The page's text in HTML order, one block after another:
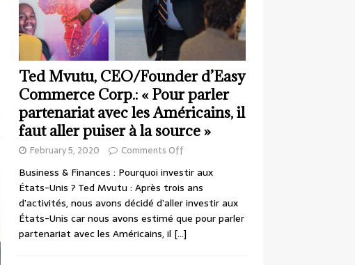
Ted Mvutu, CEO/Founder d’Easy
Commerce Corp.: « Pour parler
partenariat avec les Américains, il
faut aller puiser à la source »
February 5, 2020 Comments Off
Business & Finances : Pourquoi investir aux
États-Unis ? Ted Mvutu : Après trois ans
d’activités, nous avons décidé d’aller investir aux
États-Unis car nous avons estimé que pour parler
partenariat avec les Américains, il […]